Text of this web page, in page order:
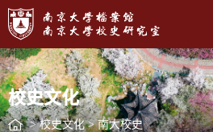
校史文化
> 校史文化 > 南大校史